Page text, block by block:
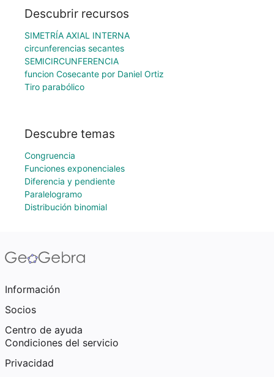
Descubrir recursos
SIMETRÍA AXIAL INTERNA
circunferencias secantes
SEMICIRCUNFERENCIA
funcion Cosecante por Daniel Ortiz
Tiro parabólico
Descubre temas
Congruencia
Funciones exponenciales
Diferencia y pendiente
Paralelogramo
Distribución binomial
Información
Socios
Centro de ayuda
Condiciones del servicio
Privacidad